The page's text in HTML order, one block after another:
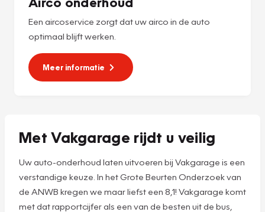
Een aircoservice zorgt dat uw airco in de auto
optimaal blijft werken.
Meer informatie
Met Vakgarage rijdt u veilig
Uw auto-onderhoud laten uitvoeren bij Vakgarage is een
verstandige keuze. In het Grote Beurten Onderzoek van
de ANWB kregen we maar liefst een 8,1! Vakgarage komt
met dat rapportcijfer als een van de besten uit de bus,